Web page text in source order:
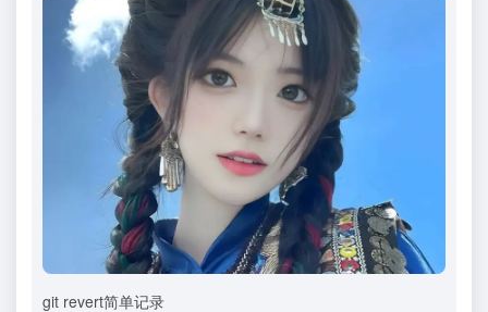
git revert简单记录